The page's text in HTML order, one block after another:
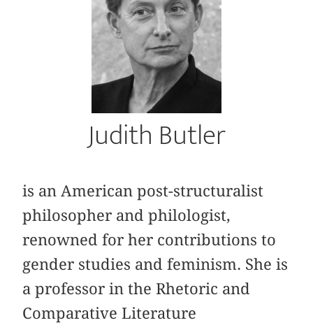
Judith Butler
is an American post-structuralist
philosopher and philologist,
renowned for her contributions to
gender studies and feminism. She is
a professor in the Rhetoric and
Comparative Literature